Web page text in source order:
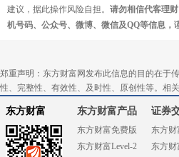
建议，据此操作风险自担。 请勿相信代客理
机号码、公众号、微博、微信及QQ等信息，
郑重声明：东方财富网发布此信息的目的在于
性、完整性、有效性、及时性、原创性等。相
东方财富 东方财富产品
东方财富免费版
东方财富Level-2
证券
东方财
东方财